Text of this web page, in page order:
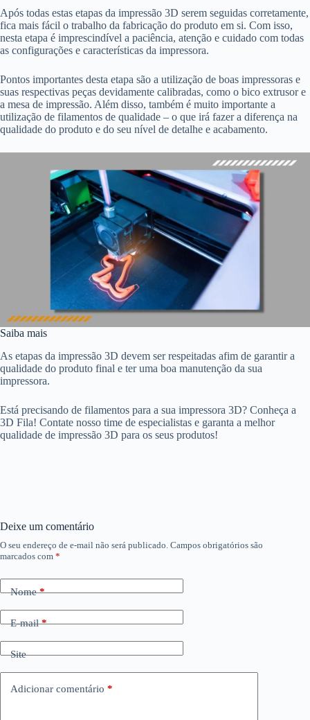
Após todas estas etapas da impressão 3D serem seguidas corretamente,
fica mais fácil o trabalho da fabricação do produto em si. Com isso,
nesta etapa é imprescindível a paciência, atenção e cuidado com todas
as configurações e características da impressora.
Pontos importantes desta etapa são a utilização de boas impressoras e
suas respectivas peças devidamente calibradas, como o bico extrusor e
a mesa de impressão. Além disso, também é muito importante a
utilização de filamentos de qualidade – o que irá fazer a diferença na
qualidade do produto e do seu nível de detalhe e acabamento.
Saiba mais
As etapas da impressão 3D devem ser respeitadas afim de garantir a
qualidade do produto final e ter uma boa manutenção da sua
impressora.
Está precisando de filamentos para a sua impressora 3D? Conheça a
3D Fila! Contate nosso time de especialistas e garanta a melhor
qualidade de impressão 3D para os seus produtos!
Deixe um comentário
O seu endereço de e-mail não será publicado. Campos obrigatórios são
marcados com *
Nome*
E-mail*
Site
Adicionar comentário *